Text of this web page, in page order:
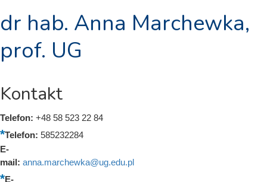
dr hab. Anna Marchewka,
prof. UG
Kontakt
Telefon: +48 58 523 22 84
Telefon: 585232284
E-
mail: anna.marchewka@ug.edu.pl
E-